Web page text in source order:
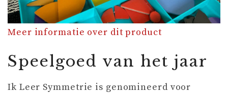
Meer informatie over dit product
Speelgoed van het jaar
Ik Leer Symmetrie is genomineerd voor